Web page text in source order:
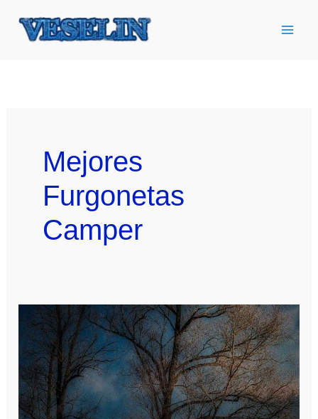
Mejores
Furgonetas
Camper